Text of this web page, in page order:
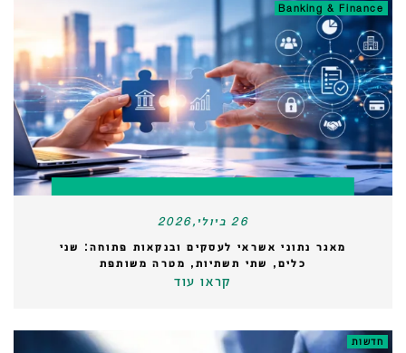
Banking & Finance
26 ביולי,2026
מאגר נתוני אשראי לעסקים ובנקאות פתוחה: שני
כלים, שתי תשתיות, מטרה משותפת
קראו עוד
חדשות